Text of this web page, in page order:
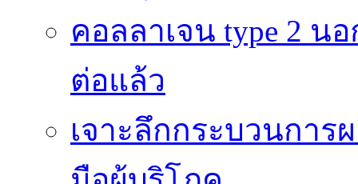
คอลลาเจน type 2
ต่อแล้ว
เจาะลึกกระบวนการ